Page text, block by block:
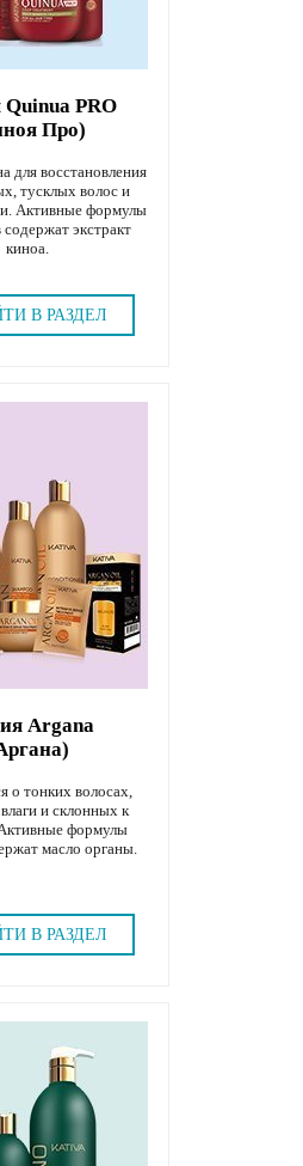
PRO
Про)
для восстановления
тусклых волос и
Активные формулы
экстракт
киноа.
В РАЗДЕЛ
Argana
о тонких волосах,
и склонных к
формулы
масло органы.
В РАЗДЕЛ